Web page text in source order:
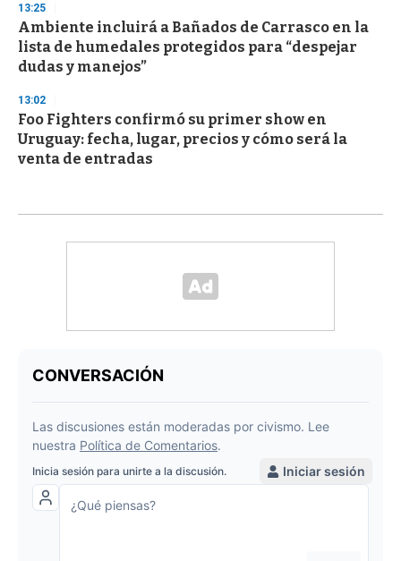
13:25
Ambiente incluirá a Bañados de Carrasco en la
lista de humedales protegidos para “despejar
dudas y manejos”
13:02
Foo Fighters confirmó su primer show en
Uruguay: fecha, lugar, precios y cómo será la
venta de entradas